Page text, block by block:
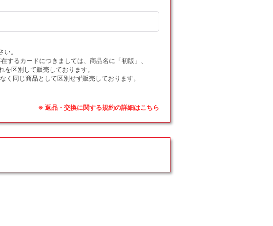
を
す
を
す
い。
るカードにつきましては、商品名に「初版」、
を区別して販売しております。
同じ商品として区別せず販売しております。
※ 返品・交換に関する規約の詳細はこちら